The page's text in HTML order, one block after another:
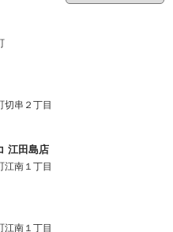
切串２丁目
江田島店
江南１丁目
江南１丁目